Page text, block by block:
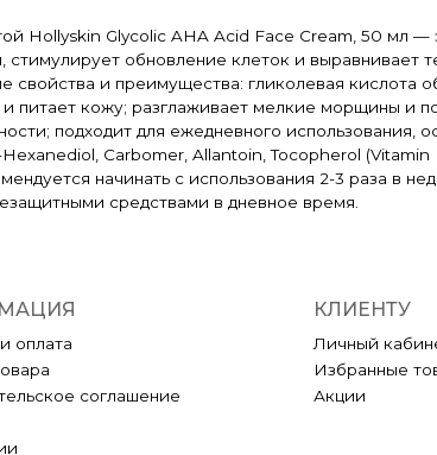
Hollyskin Glycolic AHA Acid Face Cream, 50 мл
обновление клеток и
и преимущества: гликолевая кислота
питает кожу; разглаживает мелкие морщины и
подходит для ежедневного
Carbomer, Allantoin, Tocopherol
начинать с использования 2-3 раза в
средствами в дневное время.
оплата
соглашение
КЛИЕНТУ
Личный
Избранные
Акции